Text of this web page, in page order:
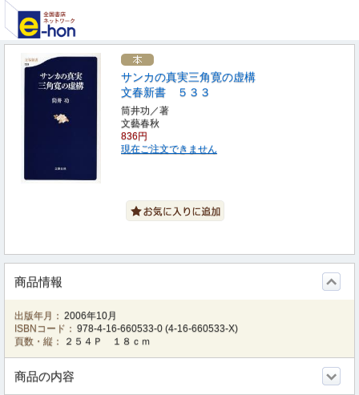
サンカの真実三角寛の虚構
文春新書 ５３３
筒井功／著
文藝春秋
836円
現在ご注文できません
商品情報
出版年月： 2006年10月
ISBNコード： 978-4-16-660533-0 (4-16-660533-X)
頁数・縦：
２５４Ｐ １８ｃｍ
商品の内容